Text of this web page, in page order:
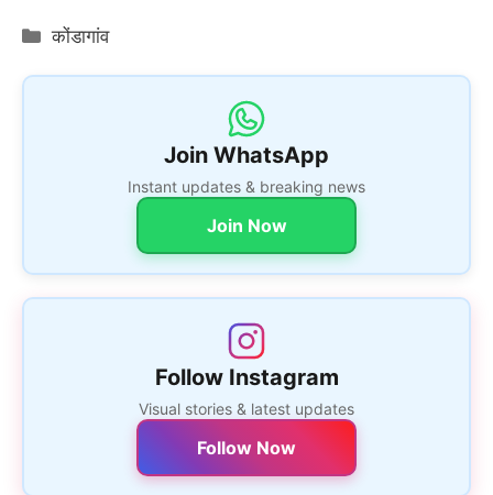
Categories
कोंडागांव
Join WhatsApp
Instant updates & breaking news
Join Now
Follow Instagram
Visual stories & latest updates
Follow Now